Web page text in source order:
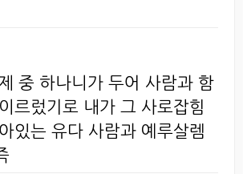
중 하나니가 두어 사람과 함
르렀기로 내가 그 사로잡힘
있는 유다 사람과 예루살렘